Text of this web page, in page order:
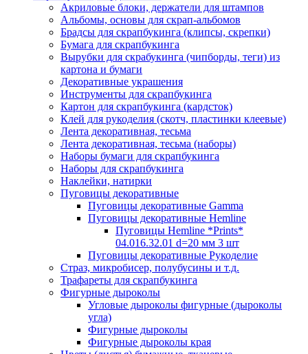
Акриловые блоки, держатели для штампов
Альбомы, основы для скрап-альбомов
Брадсы для скрапбукинга (клипсы, скрепки)
Бумага для скрапбукинга
Вырубки для скрабукинга (чипборды, теги) из
картона и бумаги
Декоративные украшения
Инструменты для скрапбукинга
Картон для скрапбукинга (кардсток)
Клей для рукоделия (скотч, пластинки клеевые)
Лента декоративная, тесьма
Лента декоративная, тесьма (наборы)
Наборы бумаги для скрапбукинга
Наборы для скрапбукинга
Наклейки, натирки
Пуговицы декоративные
Пуговицы декоративные Gamma
Пуговицы декоративные Hemline
Пуговицы Hemline *Prints*
04.016.32.01 d=20 мм 3 шт
Пуговицы декоративные Рукоделие
Страз, микробисер, полубусины и т.д.
Трафареты для скрапбукинга
Фигурные дыроколы
Угловые дыроколы фигурные (дыроколы
угла)
Фигурные дыроколы
Фигурные дыроколы края